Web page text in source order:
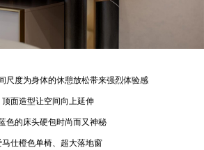
尺度为身体的休憩放松带来强烈体验感
顶面造型让空间向上延伸
色的床头硬包时尚而又神秘
马仕橙色单椅、超大落地窗